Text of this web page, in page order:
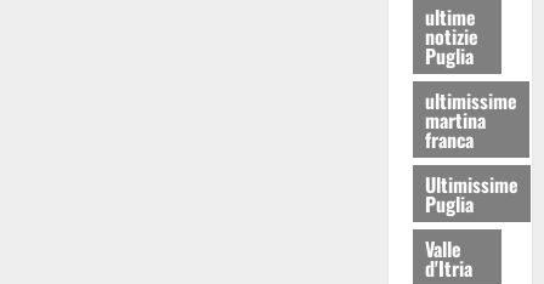
ultime
notizie
Puglia
ultimissime
martina
franca
Ultimissime
Puglia
Valle
d'Itria